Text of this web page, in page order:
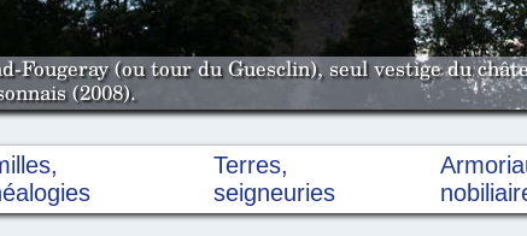
Fougeray (ou tour du Guesclin), seul vestige du
(2008).
Terres,
seigneuries